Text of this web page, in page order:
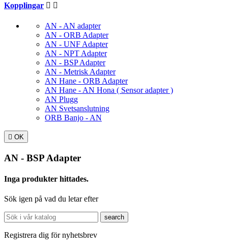
Kopplingar  
AN - AN adapter
AN - ORB Adapter
AN - UNF Adapter
AN - NPT Adapter
AN - BSP Adapter
AN - Metrisk Adapter
AN Hane - ORB Adapter
AN Hane - AN Hona ( Sensor adapter )
AN Plugg
AN Svetsanslutning
ORB Banjo - AN
 OK
AN - BSP Adapter
Inga produkter hittades.
Sök igen på vad du letar efter
search
Registrera dig för nyhetsbrev